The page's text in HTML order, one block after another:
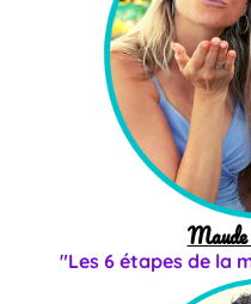
"Les 6 étapes de la